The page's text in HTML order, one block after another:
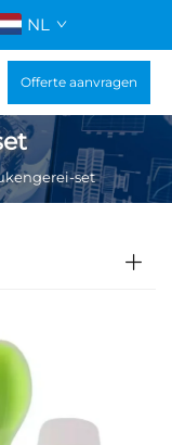
NL
Offerte aanvragen
set